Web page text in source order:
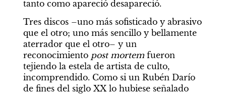
tanto como apareció desapareció.
Tres discos –uno más sofisticado y abrasivo
que el otro; uno más sencillo y bellamente
aterrador que el otro– y un
reconocimiento post mortem fueron
tejiendo la estela de artista de culto,
incomprendido. Como si un Rubén Darío
de fines del siglo XX lo hubiese señalado